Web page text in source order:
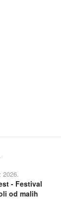
2026.
- Festival
od malih